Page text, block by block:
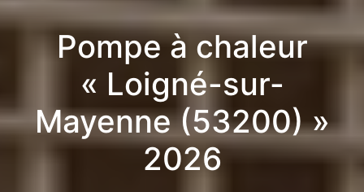
Pompe à chaleur
« Loigné-sur-
Mayenne (53200) »
2026